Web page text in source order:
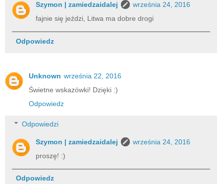
Szymon | zamiedzaidalej
września 24, 2016
fajnie się jeździ, Litwa ma dobre drogi
Odpowiedz
Unknown września 22, 2016
Świetne wskazówki! Dzięki :)
Odpowiedz
Odpowiedzi
Szymon | zamiedzaidalej
września 24, 2016
proszę! :)
Odpowiedz